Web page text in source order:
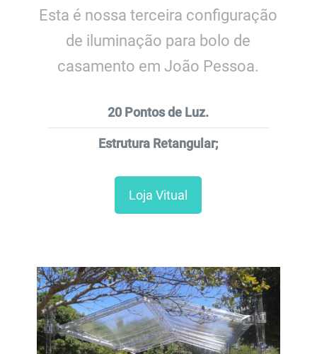
Esta é nossa terceira configuração
de iluminação para bolo de
casamento em João Pessoa.
20 Pontos de Luz.
Estrutura Retangular;
Loja Vitual